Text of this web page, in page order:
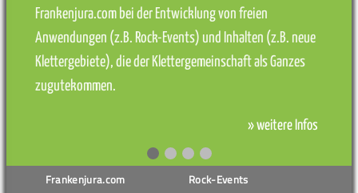
Frankenjura.com bei der Entwicklung von freien
Anwendungen (z.B. Rock-Events) und Inhalten (z.B. neue
Klettergebiete), die der Klettergemeinschaft als Ganzes
zugutekommen.
» weitere Infos
Frankenjura.com Rock-Events